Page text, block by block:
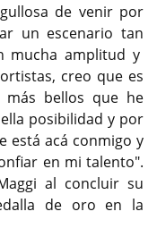
de venir por
un escenario tan
mucha amplitud y
creo que es
más bellos que he
posibilidad y por
está acá conmigo y
en mi talento".
al concluir su
de oro en la